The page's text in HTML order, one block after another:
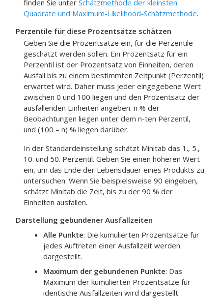
finden Sie unter Schätzmethode der kleinsten
Quadrate und Maximum-Likelihood-Schätzmethode.
Perzentile für diese Prozentsätze schätzen
Geben Sie die Prozentsätze ein, für die Perzentile
geschätzt werden sollen. Ein Prozentsatz für ein
Perzentil ist der Prozentsatz von Einheiten, deren
Ausfall bis zu einem bestimmten Zeitpunkt (Perzentil)
erwartet wird. Daher muss jeder eingegebene Wert
zwischen 0 und 100 liegen und den Prozentsatz der
ausfallenden Einheiten angeben. n % der
Beobachtungen liegen unter dem n-ten Perzentil,
und (100 – n) % liegen darüber.
In der Standardeinstellung schätzt Minitab das 1., 5.,
10. und 50. Perzentil. Geben Sie einen höheren Wert
ein, um das Ende der Lebensdauer eines Produkts zu
untersuchen. Wenn Sie beispielsweise 90 eingeben,
schätzt Minitab die Zeit, bis zu der 90 % der
Einheiten ausfallen.
Darstellung gebundener Ausfallzeiten
Alle Punkte: Die kumulierten Prozentsätze für
jedes Auftreten einer Ausfallzeit werden
dargestellt.
Maximum der gebundenen Punkte: Das
Maximum der kumulierten Prozentsätze für
identische Ausfallzeiten wird dargestellt.